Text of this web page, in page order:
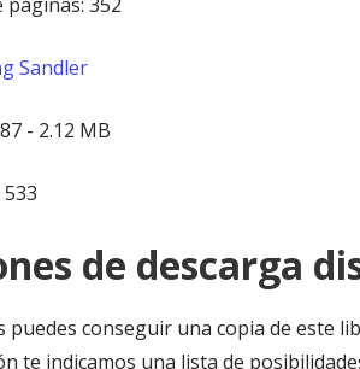
Sandler
- 2.12 MB
de descarga
puedes conseguir una copia de este
te indicamos una lista de